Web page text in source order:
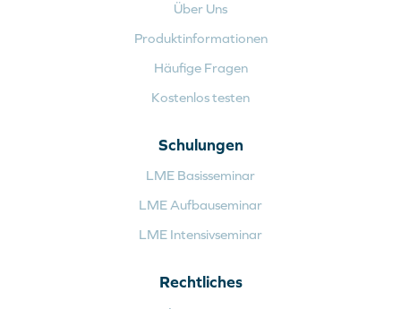
Über Uns
Produktinformationen
Häufige Fragen
Kostenlos testen
Schulungen
LME Basisseminar
LME Aufbauseminar
LME Intensivseminar
Rechtliches